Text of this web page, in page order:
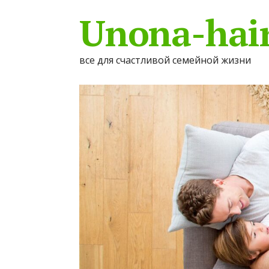
Unona-
все для счастливой семейной жизни